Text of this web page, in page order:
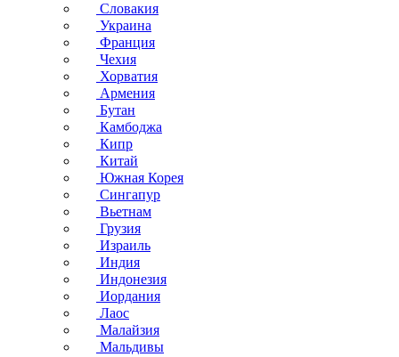
Словакия
Украина
Франция
Чехия
Хорватия
Армения
Бутан
Камбоджа
Кипр
Китай
Южная Корея
Сингапур
Вьетнам
Грузия
Израиль
Индия
Индонезия
Иордания
Лаос
Малайзия
Мальдивы